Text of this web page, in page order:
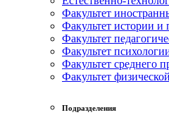
Факультет
Факультет истории и
Факультет
Факультет
Факультет среднего
Факультет
Подразделения